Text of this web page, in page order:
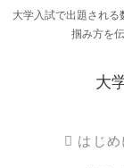
大学入試で出題され
掴み方を
大
はじめ